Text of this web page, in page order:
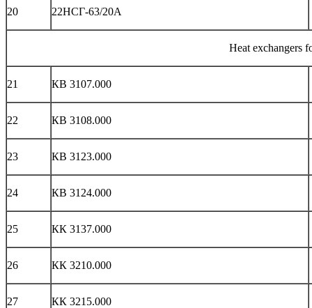
20 22НСГ-63/20А
Heat exchangers
21 КВ 3107.000
22 КВ 3108.000
23 КВ 3123.000
24 КВ 3124.000
25 КК 3137.000
26 КК 3210.000
27 КК 3215.000